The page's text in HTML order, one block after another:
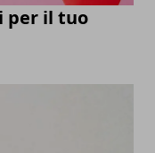
per il tuo